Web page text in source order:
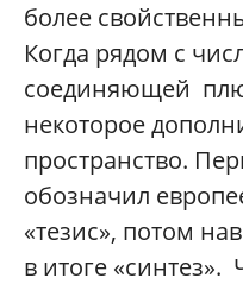
более
Когда рядом с
соединяющей
некоторое
пространство.
обозначил
«тезис», потом
в итоге «синтез».